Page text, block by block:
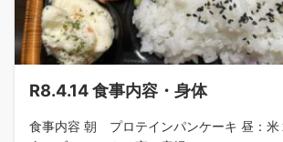
R8.4.14 食事内容・身体
食事内容 朝 プロテインパンケーキ 昼：米